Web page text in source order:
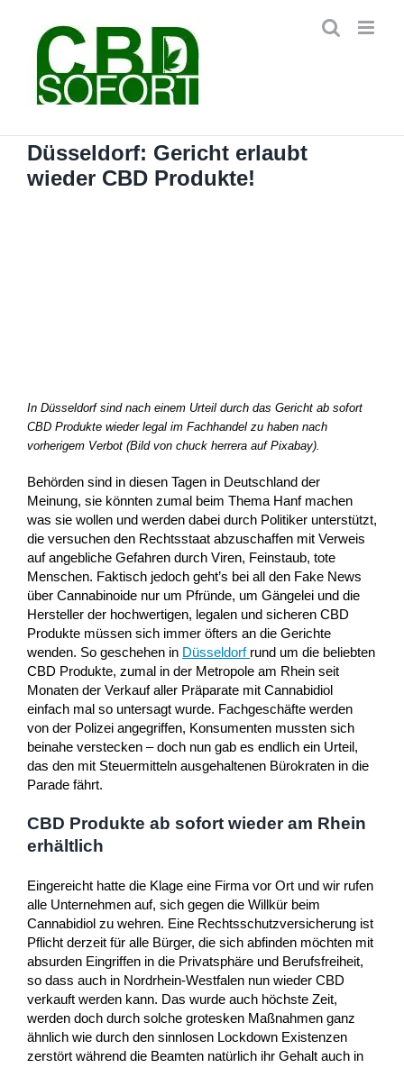
springen
Düsseldorf: Gericht erlaubt
wieder CBD Produkte!
In Düsseldorf sind nach einem Urteil durch das Gericht ab sofort
CBD Produkte wieder legal im Fachhandel zu haben nach
vorherigem Verbot (Bild von chuck herrera auf Pixabay).
Behörden sind in diesen Tagen in Deutschland der
Meinung, sie könnten zumal beim Thema Hanf machen
was sie wollen und werden dabei durch Politiker unterstützt,
die versuchen den Rechtsstaat abzuschaffen mit Verweis
auf angebliche Gefahren durch Viren, Feinstaub, tote
Menschen. Faktisch jedoch geht’s bei all den Fake News
über Cannabinoide nur um Pfründe, um Gängelei und die
Hersteller der hochwertigen, legalen und sicheren CBD
Produkte müssen sich immer öfters an die Gerichte
wenden. So geschehen in Düsseldorf rund um die beliebten
CBD Produkte, zumal in der Metropole am Rhein seit
Monaten der Verkauf aller Präparate mit Cannabidiol
einfach mal so untersagt wurde. Fachgeschäfte werden
von der Polizei angegriffen, Konsumenten mussten sich
beinahe verstecken – doch nun gab es endlich ein Urteil,
das den mit Steuermitteln ausgehaltenen Bürokraten in die
Parade fährt.
CBD Produkte ab sofort wieder am Rhein
erhältlich
Eingereicht hatte die Klage eine Firma vor Ort und wir rufen
alle Unternehmen auf, sich gegen die Willkür beim
Cannabidiol zu wehren. Eine Rechtsschutzversicherung ist
Pflicht derzeit für alle Bürger, die sich abfinden möchten mit
absurden Eingriffen in die Privatsphäre und Berufsfreiheit,
so dass auch in Nordrhein-Westfalen nun wieder CBD
verkauft werden kann. Das wurde auch höchste Zeit,
werden doch durch solche grotesken Maßnahmen ganz
ähnlich wie durch den sinnlosen Lockdown Existenzen
zerstört während die Beamten natürlich ihr Gehalt auch in